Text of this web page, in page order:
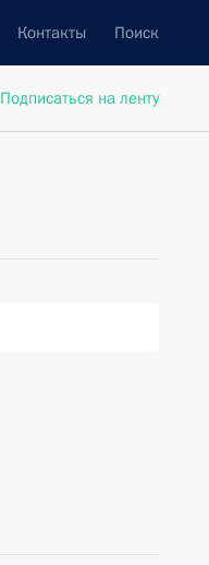
Контакты Поиск
Подписаться на ленту